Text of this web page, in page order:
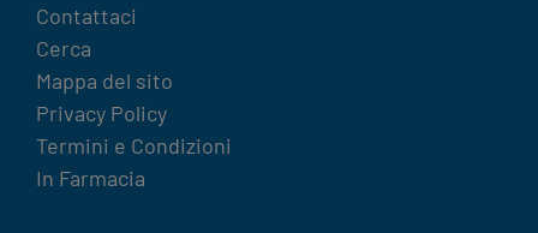
Contattaci
Terms
&
Condition
footer
Cerca
Mappa del sito
Privacy Policy
Termini e Condizioni
In Farmacia